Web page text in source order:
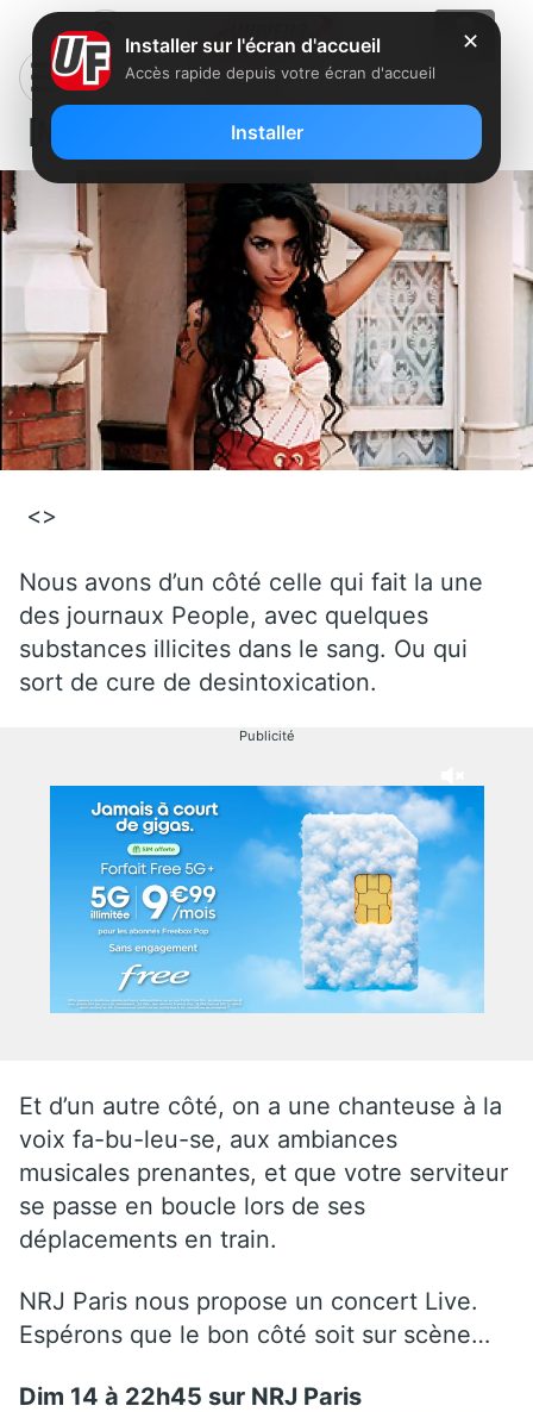
[Musique] AMY WINEHOUSE
<>
Nous avons d’un côté celle qui fait la une
des journaux People, avec quelques
substances illicites dans le sang. Ou qui
sort de cure de desintoxication.
Publicité
Et d’un autre côté, on a une chanteuse à la
voix fa-bu-leu-se, aux ambiances
musicales prenantes, et que votre serviteur
se passe en boucle lors de ses
déplacements en train.
NRJ Paris nous propose un concert Live.
Espérons que le bon côté soit sur scène…
Dim 14 à 22h45 sur NRJ Paris
✕
Installer sur l'écran d'accueil
Accès rapide depuis votre écran d'accueil
Installer